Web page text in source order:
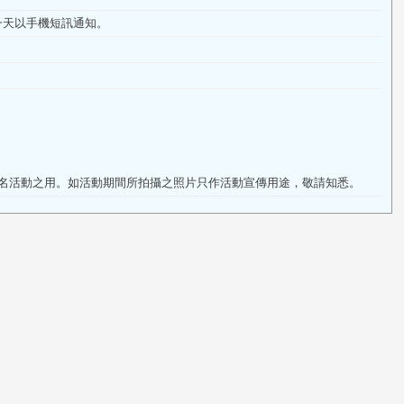
以手機短訊通知。
動之用。如活動期間所拍攝之照片只作活動宣傳用途，敬請知悉。